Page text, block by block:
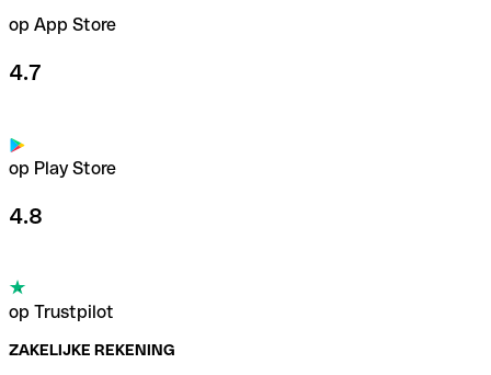
op App Store
4.7
op Play Store
4.8
op Trustpilot
ZAKELIJKE REKENING